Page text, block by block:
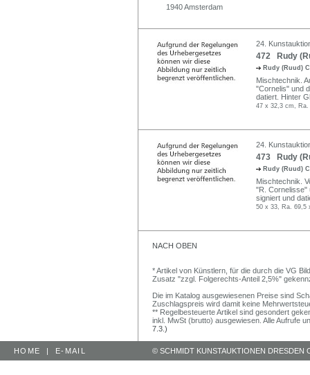
1940 Amsterdam
24.
472 Rudy
Rudy (Ruud)
Mischtechnik.
"Cornelis" und
datiert. Hinter
47 x 32,3 cm,
24.
473 Rudy
Rudy (Ruud)
Mischtechnik.
"R. Cornelisse"
signiert und
50 x 33, Ra. 69,5
NACH OBEN
* Artikel von Künstlern, für die durch die VG
Zusatz "zzgl. Folgerechts-Anteil 2,5%"
Die im Katalog ausgewiesenen Preise sind
Zuschlagspreis wird damit keine
** Regelbesteuerte Artikel sind gesondert
inkl. MwSt (brutto) ausgewiesen. Alle Aufrufe
7.3.)
HOME | E-MAIL © SCHMIDT KUNSTAUKTIONEN DRESDEN